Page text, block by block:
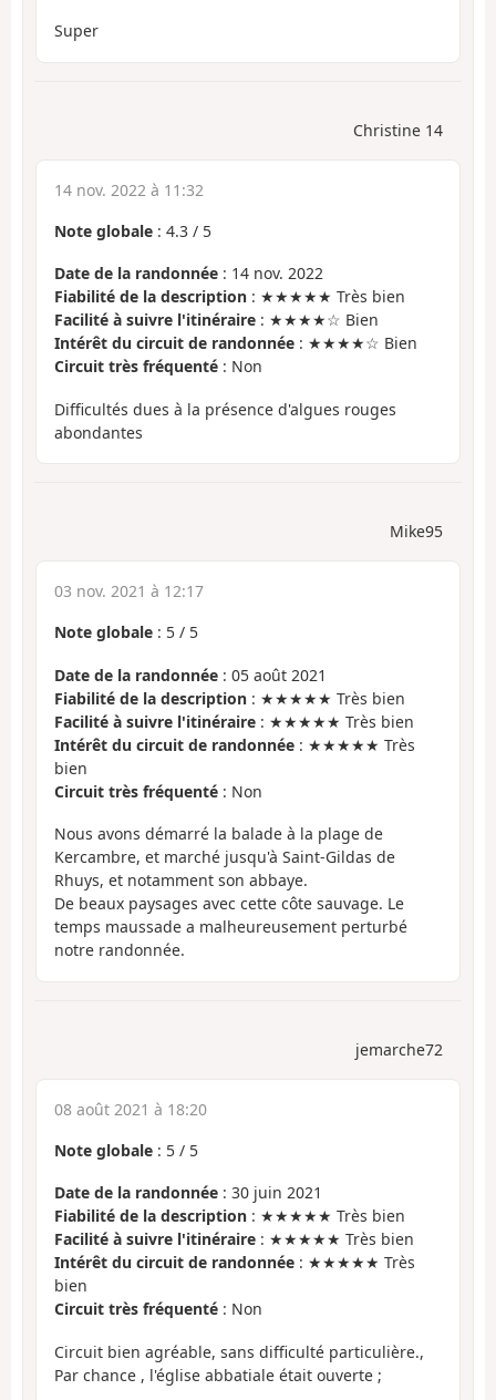
Super
Christine 14
14 nov. 2022 à 11:32
Note globale : 4.3 / 5
Date de la randonnée : 14 nov. 2022
Fiabilité de la description : ★★★★★ Très bien
Facilité à suivre l'itinéraire : ★★★★☆ Bien
Intérêt du circuit de randonnée : ★★★★☆ Bien
Circuit très fréquenté : Non
Difficultés dues à la présence d'algues rouges
abondantes
Mike95
03 nov. 2021 à 12:17
Note globale : 5 / 5
Date de la randonnée : 05 août 2021
Fiabilité de la description : ★★★★★ Très bien
Facilité à suivre l'itinéraire : ★★★★★ Très bien
Intérêt du circuit de randonnée : ★★★★★ Très
bien
Circuit très fréquenté : Non
Nous avons démarré la balade à la plage de
Kercambre, et marché jusqu'à Saint-Gildas de
Rhuys, et notamment son abbaye.
De beaux paysages avec cette côte sauvage. Le
temps maussade a malheureusement perturbé
notre randonnée.
jemarche72
08 août 2021 à 18:20
Note globale : 5 / 5
Date de la randonnée : 30 juin 2021
Fiabilité de la description : ★★★★★ Très bien
Facilité à suivre l'itinéraire : ★★★★★ Très bien
Intérêt du circuit de randonnée : ★★★★★ Très
bien
Circuit très fréquenté : Non
Circuit bien agréable, sans difficulté particulière.,
Par chance , l'église abbatiale était ouverte ;